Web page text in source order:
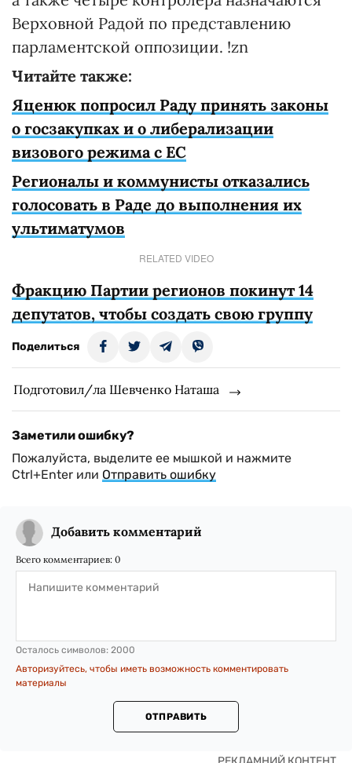
Верховной Радой по представлению
парламентской оппозиции. !zn
Читайте также:
Яценюк попросил Раду принять законы
о госзакупках и о либерализации
визового режима с ЕС
Регионалы и коммунисты отказались
голосовать в Раде до выполнения их
ультиматумов
RELATED VIDEO
Фракцию Партии регионов покинут 14
депутатов, чтобы создать свою группу
Поделиться
Подготовил/ла Шевченко Наташа
Заметили ошибку?
Пожалуйста, выделите ее мышкой и нажмите
Ctrl+Enter или Отправить ошибку
Добавить комментарий
Всего комментариев: 0
Осталось символов: 2000
Авторизуйтесь, чтобы иметь возможность комментировать
материалы
ОТПРАВИТЬ